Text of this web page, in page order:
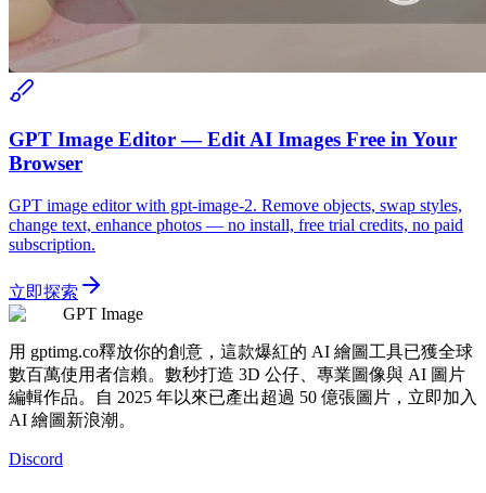
GPT Image Editor — Edit AI Images Free in Your
Browser
GPT image editor with gpt-image-2. Remove objects, swap styles,
change text, enhance photos — no install, free trial credits, no paid
subscription.
立即探索
GPT Image
用 gptimg.co釋放你的創意，這款爆紅的 AI 繪圖工具已獲全球
數百萬使用者信賴。數秒打造 3D 公仔、專業圖像與 AI 圖片
編輯作品。自 2025 年以來已產出超過 50 億張圖片，立即加入
AI 繪圖新浪潮。
Discord